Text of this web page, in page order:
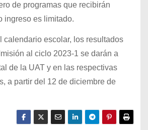
de programas que recibirán
ingreso es limitado.
calendario escolar, los resultados
al ciclo 2023-1 se darán a
de la UAT y en las respectivas
a partir del 12 de diciembre de